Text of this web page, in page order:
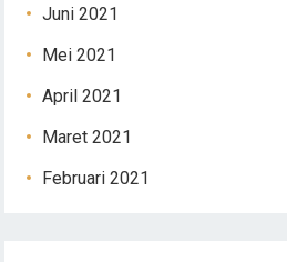
Juni 2021
Mei 2021
April 2021
Maret 2021
Februari 2021